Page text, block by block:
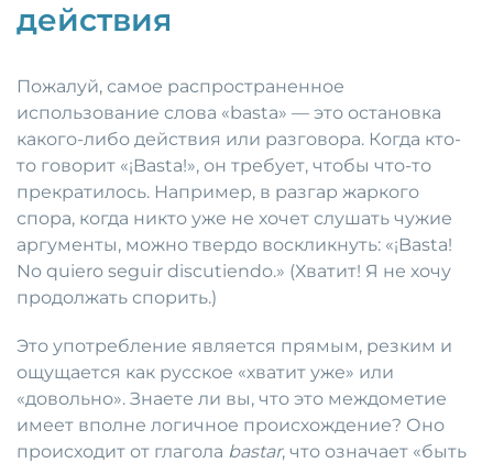
действия
Пожалуй, самое распространенное
использование слова «basta» — это остановка
какого-либо действия или разговора. Когда кто-
то говорит «¡Basta!», он требует, чтобы что-то
прекратилось. Например, в разгар жаркого
спора, когда никто уже не хочет слушать чужие
аргументы, можно твердо воскликнуть: «¡Basta!
No quiero seguir discutiendo.» (Хватит! Я не хочу
продолжать спорить.)
Это употребление является прямым, резким и
ощущается как русское «хватит уже» или
«довольно». Знаете ли вы, что это междометие
имеет вполне логичное происхождение? Оно
происходит от глагола bastar, что означает «быть